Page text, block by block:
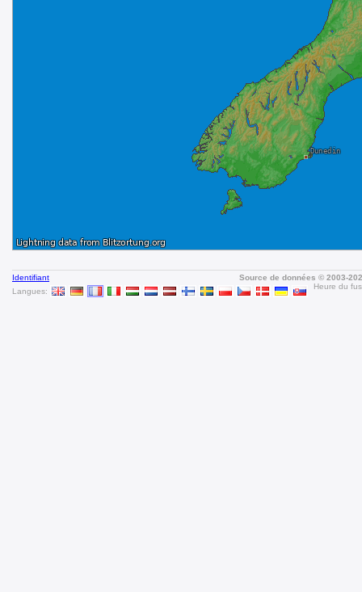
Identifiant
Langues:
Source de données © 2003-
Heure du